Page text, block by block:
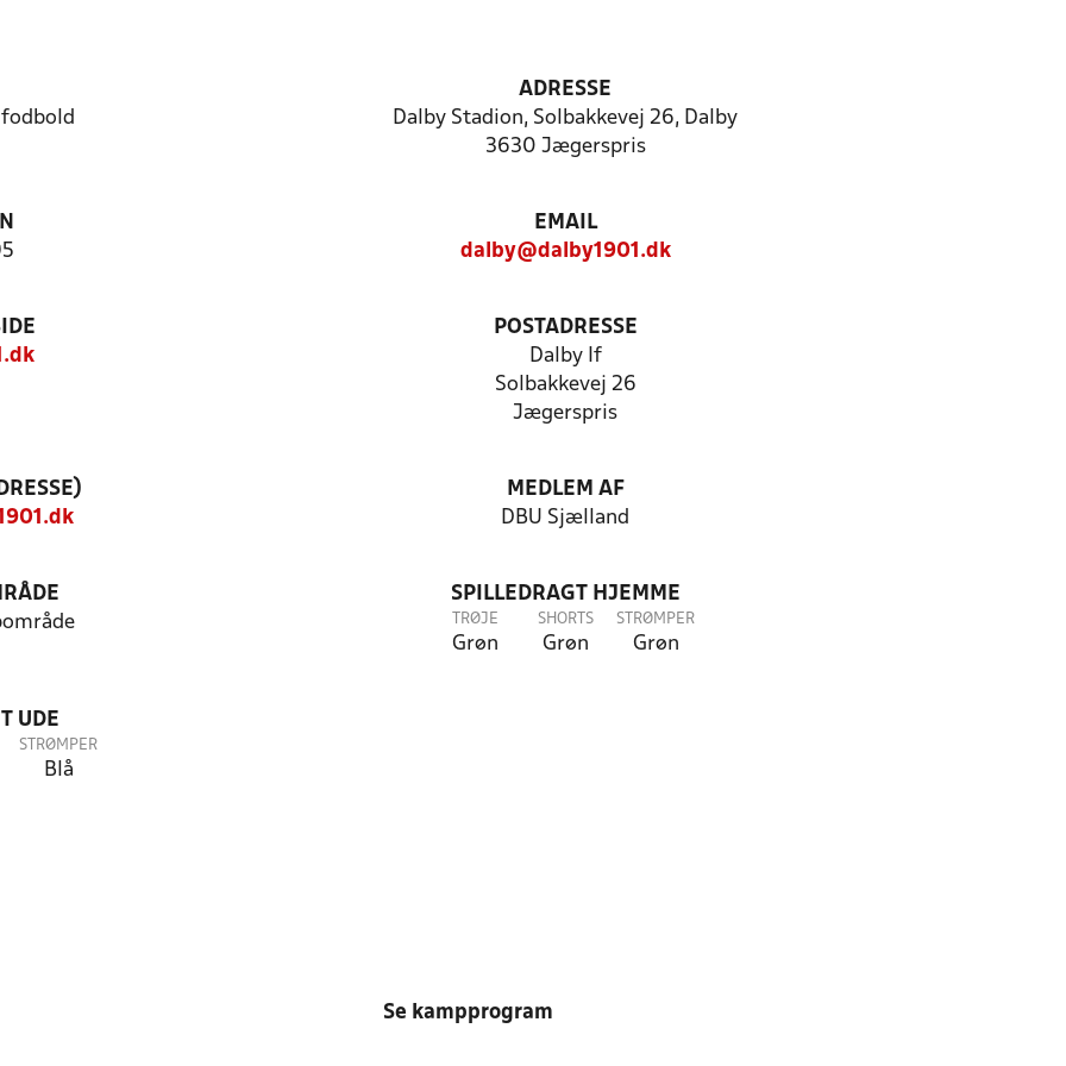
ADRESSE
Dalby Stadion, Solbakkevej 26, Dalby
3630 Jægerspris
EMAIL
dalby@dalby1901.dk
POSTADRESSE
Dalby If
Solbakkevej 26
Jægerspris
MEDLEM AF
DBU Sjælland
SPILLEDRAGT HJEMME
TRØJE
Grøn
SHORTS
Grøn
STRØMPER
Grøn
UDE
STRØMPER
Blå
Se kampprogram